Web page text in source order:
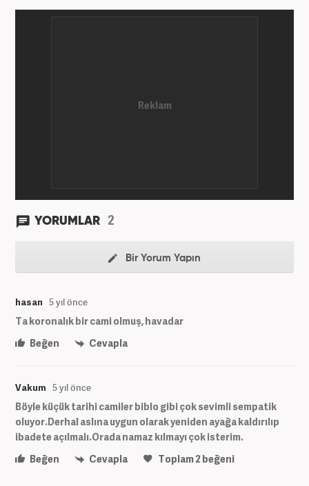
YORUMLAR 2
Bir Yorum Yapın
hasan 5 yıl önce
Ta koronalık bir cami olmuş, havadar
Beğen
Cevapla
Vakum 5 yıl önce
Böyle küçük tarihi camiler biblo gibi çok sevimli sempatik
oluyor.Derhal aslına uygun olarak yeniden ayağa kaldırılıp
ibadete açılmalı.Orada namaz kılmayı çok isterim.
Beğen
Cevapla Toplam2beğeni